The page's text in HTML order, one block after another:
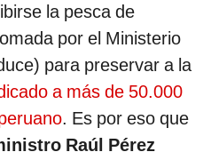
la pesca de
por el Ministerio
para preservar a la
a más de 50.000
. Es por eso que
Raúl Pérez